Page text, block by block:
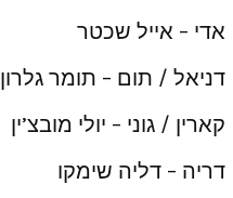
אדי – אייל שכטר
דניאל / תום – תומר גלרון
קארין / גוני – יולי מובצ’ין
דריה – דליה שימקו